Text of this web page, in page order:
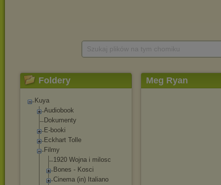
Foldery
Kuya
Audiobook
Dokumenty
E-booki
Eckhart Tolle
Filmy
1920 Wojna i milosc
Bones - Kosci
Cinema (in) Italiano
Meg Ryan